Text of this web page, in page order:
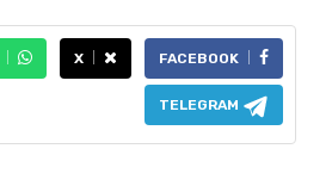
FACEBOOK
X
TELEGRAM